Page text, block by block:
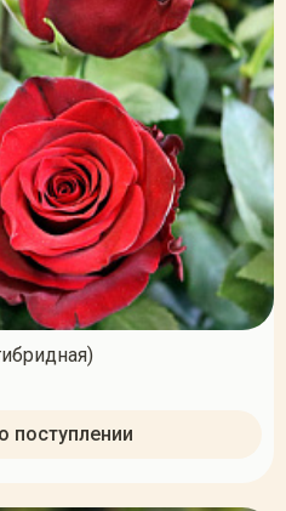
поступлении